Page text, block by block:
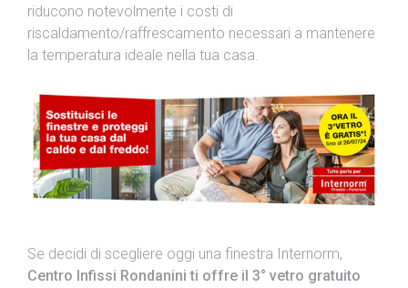
riducono notevolmente i costi di
riscaldamento/raffrescamento necessari a mantenere
la temperatura ideale nella tua casa.
Se decidi di scegliere oggi una finestra Internorm,
Centro Infissi Rondanini ti offre il 3° vetro gratuito